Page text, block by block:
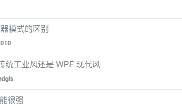
模式的区别
统工业风还是 WPF 现代风
很强